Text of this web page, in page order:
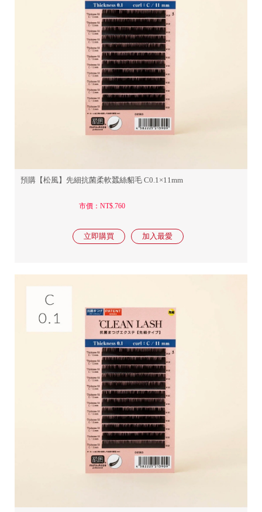
預購【松風】先細抗菌柔軟蠶絲貂毛 C0.1×11mm
市價：NT$.760